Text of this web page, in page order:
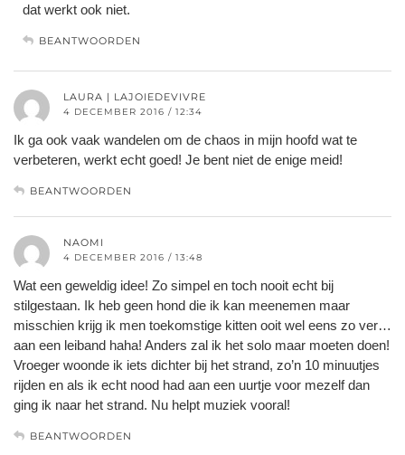
dat werkt ook niet.
BEANTWOORDEN
LAURA | LAJOIEDEVIVRE
4 DECEMBER 2016 / 12:34
Ik ga ook vaak wandelen om de chaos in mijn hoofd wat te
verbeteren, werkt echt goed! Je bent niet de enige meid!
BEANTWOORDEN
NAOMI
4 DECEMBER 2016 / 13:48
Wat een geweldig idee! Zo simpel en toch nooit echt bij
stilgestaan. Ik heb geen hond die ik kan meenemen maar
misschien krijg ik men toekomstige kitten ooit wel eens zo ver…
aan een leiband haha! Anders zal ik het solo maar moeten doen!
Vroeger woonde ik iets dichter bij het strand, zo’n 10 minuutjes
rijden en als ik echt nood had aan een uurtje voor mezelf dan
ging ik naar het strand. Nu helpt muziek vooral!
BEANTWOORDEN